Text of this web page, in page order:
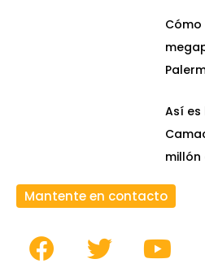
Así
millón
Mantente en contacto